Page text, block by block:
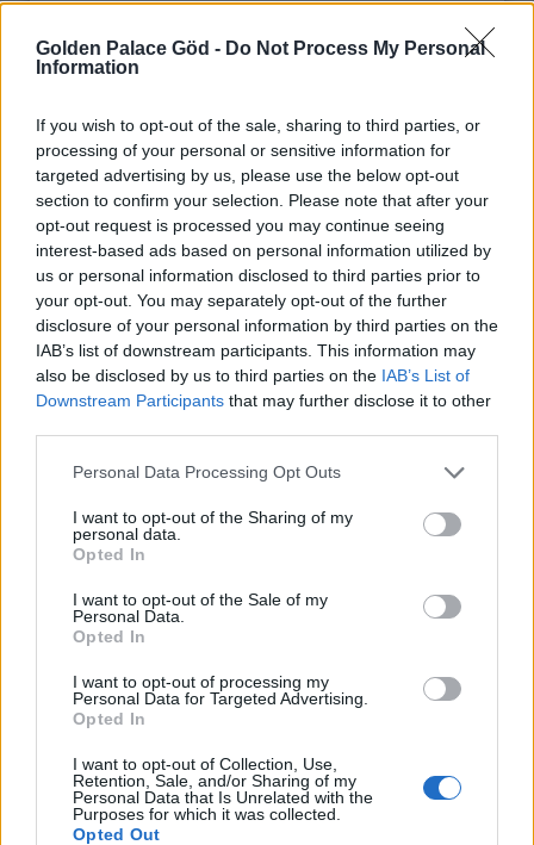
Golden Palace Göd - Do Not Process My Personal
Information
If you wish to opt-out of the sale, sharing to third parties, or
processing of your personal or sensitive information for
targeted advertising by us, please use the below opt-out
section to confirm your selection. Please note that after your
opt-out request is processed you may continue seeing
interest-based ads based on personal information utilized by
us or personal information disclosed to third parties prior to
your opt-out. You may separately opt-out of the further
disclosure of your personal information by third parties on the
IAB’s list of downstream participants. This information may
also be disclosed by us to third parties on the IAB’s List of
Downstream Participants that may further disclose it to other
Personal Data Processing Opt Outs
I want to opt-out of the Sharing of my
personal data.
Opted In
I want to opt-out of the Sale of my
Personal Data.
Opted In
I want to opt-out of processing my
Personal Data for Targeted Advertising.
Opted In
I want to opt-out of Collection, Use,
Retention, Sale, and/or Sharing of my
Personal Data that Is Unrelated with the
Purposes for which it was collected.
Opted Out
Írjon nekünk! Kérjen ajánlatot!
Kérem, vegyék fel velem a kapcsolatot
A kapcsolatfelvételi űrlap elküldésével
a Társaság általi megismeréséhez,
tárolásához és az Ön kérdésének
érdekében való felhasználásához.
Adatkezelési tájékoztató
Küldés